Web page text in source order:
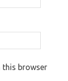
this browser